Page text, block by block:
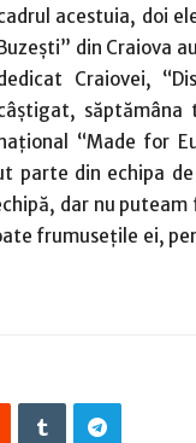
acestuia, doi
din Craiova
Craiovei,
săptămâna
“Made for
parte din echipa
dar nu
frumuseţile ei,